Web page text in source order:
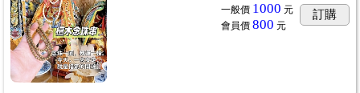
一般價 1000 元
會員價 800 元
訂購